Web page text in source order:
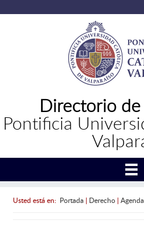
Directorio
Pontificia
Usted está en: Portada| Derecho| Agenda